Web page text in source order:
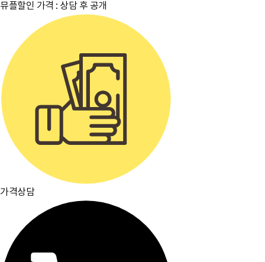
뮤플할인 가격 : 상담 후 공개
가격상담